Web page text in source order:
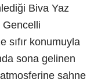
Biva Yaz
Gencelli
sıfır konumuyla
sona gelinen
sahne